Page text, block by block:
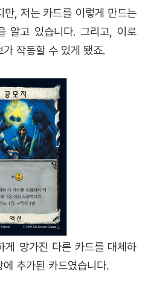
, 저는 카드를 이렇게 만드는
알고 있습니다. 그리고, 이로
작동할 수 있게 됐죠.
게 망가진 다른 카드를 대체하
추가된 카드였습니다.